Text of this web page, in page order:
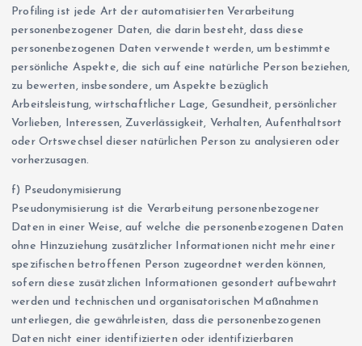
Profiling ist jede Art der automatisierten Verarbeitung
personenbezogener Daten, die darin besteht, dass diese
personenbezogenen Daten verwendet werden, um bestimmte
persönliche Aspekte, die sich auf eine natürliche Person beziehen,
zu bewerten, insbesondere, um Aspekte bezüglich
Arbeitsleistung, wirtschaftlicher Lage, Gesundheit, persönlicher
Vorlieben, Interessen, Zuverlässigkeit, Verhalten, Aufenthaltsort
oder Ortswechsel dieser natürlichen Person zu analysieren oder
vorherzusagen.
f) Pseudonymisierung
Pseudonymisierung ist die Verarbeitung personenbezogener
Daten in einer Weise, auf welche die personenbezogenen Daten
ohne Hinzuziehung zusätzlicher Informationen nicht mehr einer
spezifischen betroffenen Person zugeordnet werden können,
sofern diese zusätzlichen Informationen gesondert aufbewahrt
werden und technischen und organisatorischen Maßnahmen
unterliegen, die gewährleisten, dass die personenbezogenen
Daten nicht einer identifizierten oder identifizierbaren